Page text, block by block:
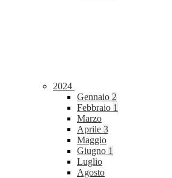
2024
Gennaio 2
Febbraio 1
Marzo
Aprile 3
Maggio
Giugno 1
Luglio
Agosto